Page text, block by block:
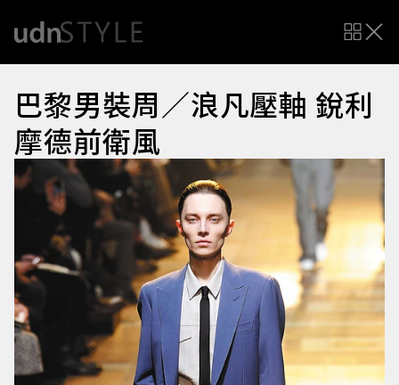
巴黎男裝周／浪凡壓軸 銳利
摩德前衛風